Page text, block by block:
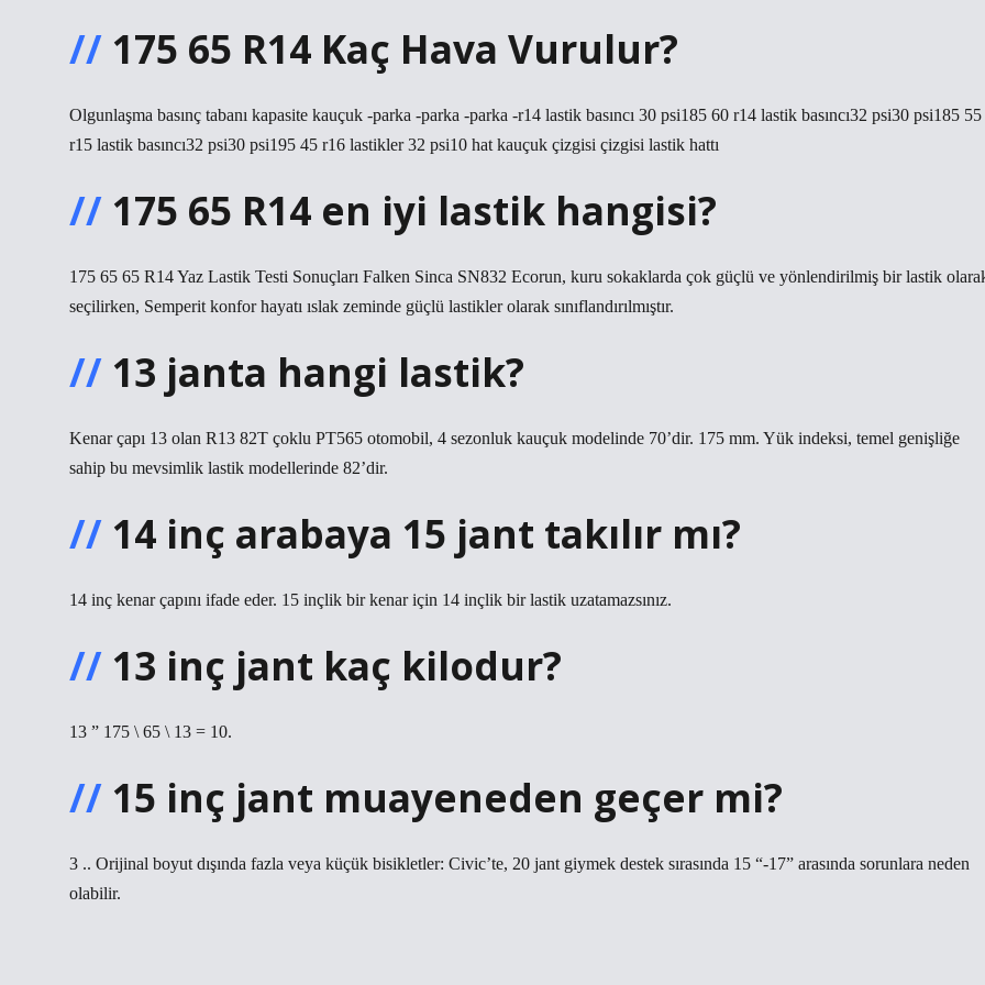
175 65 R14 Kaç Hava Vurulur?
Olgunlaşma basınç tabanı kapasite kauçuk -parka -parka -parka -r14 lastik basıncı 30 psi185 60 r14 lastik basıncı32 psi30 psi185 55
r15 lastik basıncı32 psi30 psi195 45 r16 lastikler 32 psi10 hat kauçuk çizgisi çizgisi lastik hattı
175 65 R14 en iyi lastik hangisi?
175 65 65 R14 Yaz Lastik Testi Sonuçları Falken Sinca SN832 Ecorun, kuru sokaklarda çok güçlü ve yönlendirilmiş bir lastik
seçilirken, Semperit konfor hayatı ıslak zeminde güçlü lastikler olarak sınıflandırılmıştır.
13 janta hangi lastik?
Kenar çapı 13 olan R13 82T çoklu PT565 otomobil, 4 sezonluk kauçuk modelinde 70’dir. 175 mm. Yük indeksi, temel genişliğe
sahip bu mevsimlik lastik modellerinde 82’dir.
14 inç arabaya 15 jant takılır mı?
14 inç kenar çapını ifade eder. 15 inçlik bir kenar için 14 inçlik bir lastik uzatamazsınız.
13 inç jant kaç kilodur?
13 ” 175 \ 65 \ 13 = 10.
15 inç jant muayeneden geçer mi?
3 .. Orijinal boyut dışında fazla veya küçük bisikletler: Civic’te, 20 jant giymek destek sırasında 15 “-17” arasında sorunlara neden
olabilir.